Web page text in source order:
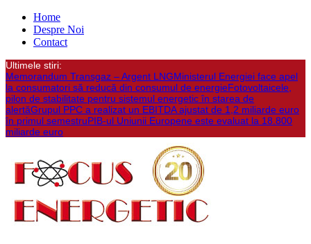
Home
Despre Noi
Contact
Ultimele stiri:
Memorandum Transgaz – Argent LNGMinisterul Energiei face apel
la consumatori să reducă din consumul de energieFotovoltaicele,
pilon de stabilitate pentru sistemul energetic în starea de
alertăGrupul PPC a realizat un EBITDA ajustat de 1,2 miliarde euro
în primul semestruPIB-ul Uniunii Europene este evaluat la 18.800
miliarde euro